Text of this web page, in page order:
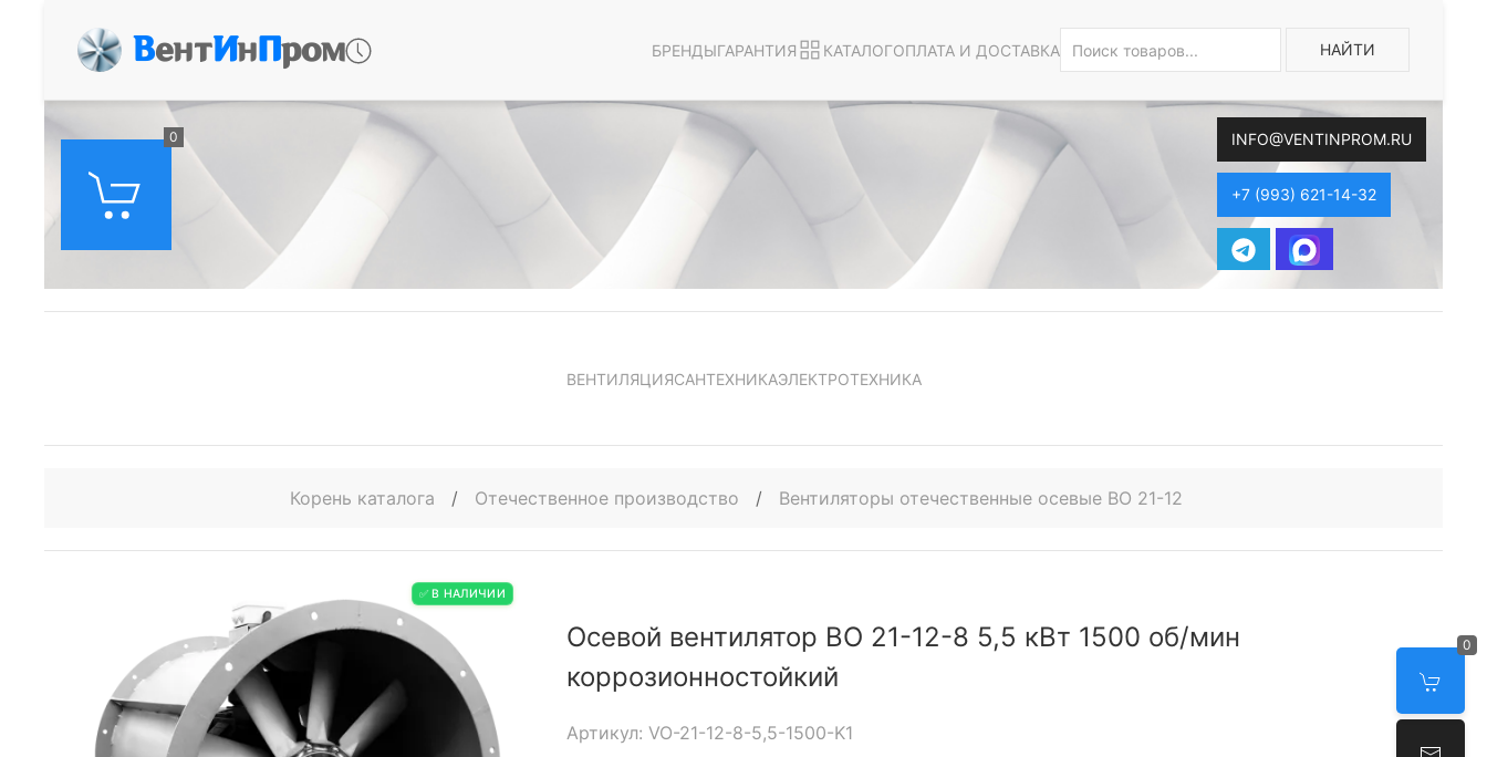
ВентИнПром БРЕНДЫГАРАНТИЯ КАТАЛОГОПЛАТА И ДОСТАВКА НАЙТИ
0 INFO@VENTINPROM.RU
+7 (993) 621-14-32
0
ВЕНТИЛЯЦИЯСАНТЕХНИКАЭЛЕКТРОТЕХНИКА
Корень каталога / Отечественное производство / Вентиляторы отечественные осевые ВО 21-12
✅ В НАЛИЧИИ
Осевой вентилятор ВО 21-12-8 5,5 кВт 1500 об/мин
коррозионностойкий
Артикул: VO-21-12-8-5,5-1500-K1